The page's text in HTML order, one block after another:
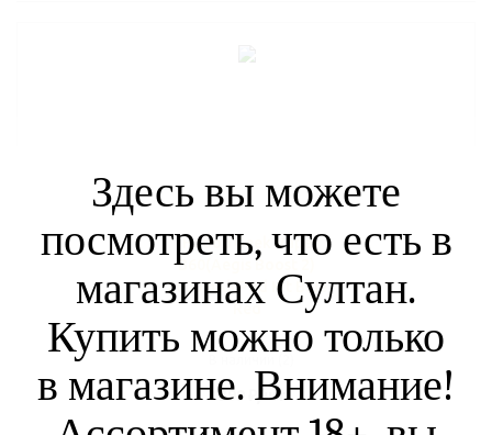
Набор Geek Vape
B60(Aegis Boost 2)
2000mAh Pod Kit Blue
Red
3 399 ₽/шт
Здесь вы можете
посмотреть, что есть в
магазинах Султан.
Купить можно только
в магазине. Внимание!